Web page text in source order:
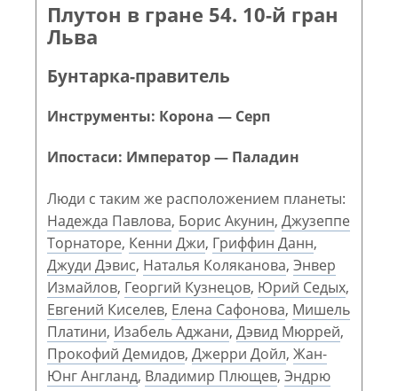
Плутон в гране 54. 10-й гран
Льва
Бунтарка-правитель
Инструменты: Корона — Серп
Ипостаси: Император — Паладин
Люди с таким же расположением планеты:
Надежда Павлова, Борис Акунин, Джузеппе
Торнаторе, Кенни Джи, Гриффин Данн,
Джуди Дэвис, Наталья Коляканова, Энвер
Измайлов, Георгий Кузнецов, Юрий Седых,
Евгений Киселев, Елена Сафонова, Мишель
Платини, Изабель Аджани, Дэвид Мюррей,
Прокофий Демидов, Джерри Дойл, Жан-
Юнг Англанд, Владимир Плющев, Эндрю